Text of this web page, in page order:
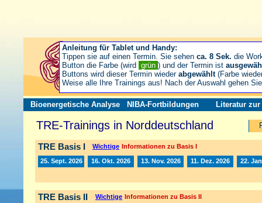
Bioenergetische Analyse NIBA-Fortbildungen Literatur zur
TRE-Trainings in Norddeutschland
TRE Basis I Wichtige Informationen zu Basis I
25. Sept. 2026 16. Okt. 2026 13. Nov. 2026 11. Dez. 2026 22.
TRE Basis II Wichtige Informationen zu Basis II
Anleitung für Tablet und Handy:
Tippen sie auf einen Termin. Sie sehen ca. 8 Sek. die
Button die Farbe (wird grün ) und der Termin ist
Buttons wird dieser Termin wieder abgewählt(Farbe
Weise alle Ihre Trainings aus! Nach der Auswahl gehen